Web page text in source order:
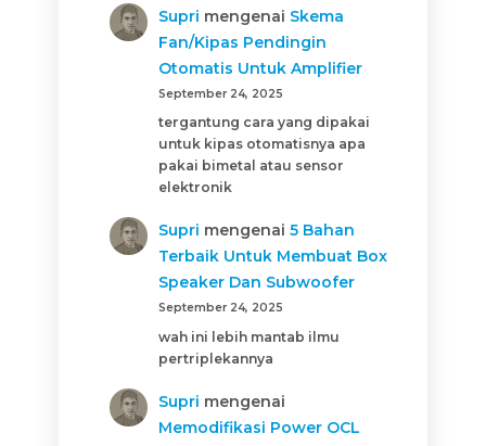
Supri mengenai Skema
Fan/Kipas Pendingin
Otomatis Untuk Amplifier
September 24, 2025
tergantung cara yang dipakai
untuk kipas otomatisnya apa
pakai bimetal atau sensor
elektronik
Supri mengenai5 Bahan
Terbaik Untuk Membuat Box
Speaker Dan Subwoofer
September 24, 2025
wah ini lebih mantab ilmu
pertriplekannya
Supri mengenai
Memodifikasi Power OCL